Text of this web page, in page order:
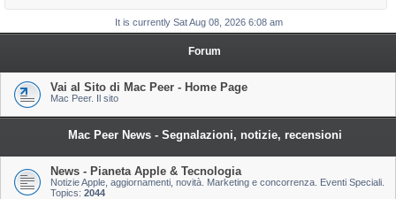
a
It is currently Sat Aug 08, 2026 6:08 am
Forum
Vai al Sito di Mac Peer - Home Page
Mac Peer. Il sito
Mac Peer News - Segnalazioni, notizie, recensioni
News - Pianeta Apple & Tecnologia
Notizie Apple, aggiornamenti, novità. Marketing e concorrenza. Eventi Speciali.
Topics: 2044